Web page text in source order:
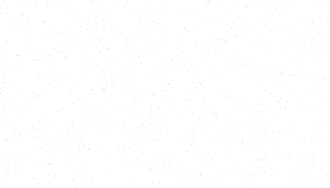
для заполнения
персональных данных в соответствии
.